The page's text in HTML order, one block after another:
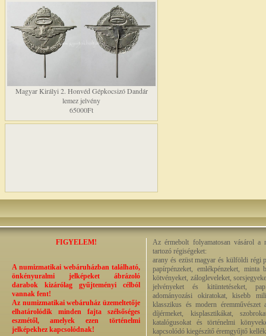
Magyar Királyi 2. Honvéd Gépkocsizó Dandár
lemez jelvény
65000Ft
FIGYELEM!
A numizmatikai webáruházban található,
önkényuralmi jelképeket ábrázoló
darabok kizárólag gyűjteményi célból
vannak fent!
Az numizmatikai webáruház üzemeltetője
elhatárolódik minden fajta szélsőséges
eszmétől, amelyek ezen történelmi
jelképekhez kapcsolódnak!
Az érmebolt folyamatosan vásárol a
tartozó régiségeket:
arany és ezüst magyar és külföldi régi
papírpénzeket, emlékpénzeket, minta
kötvényeket, zálogleveleket,
jelvényeket és kitüntetéseket,
adományozási okiratokat, kisebb
klasszikus és modern éremművészet
díjérmeket, kisplasztikákat,
katalógusokat és történelmi
kapcsolódó kiegészítő éremgyűjtő